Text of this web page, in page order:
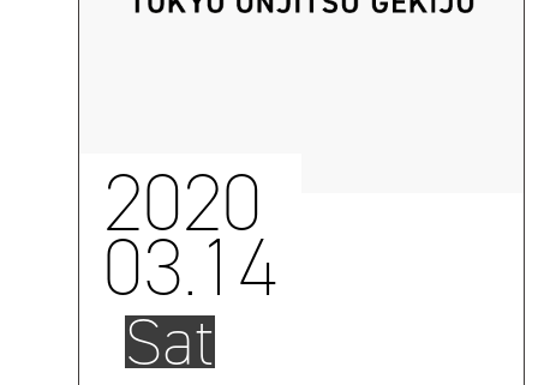
2020
03.14
Sat